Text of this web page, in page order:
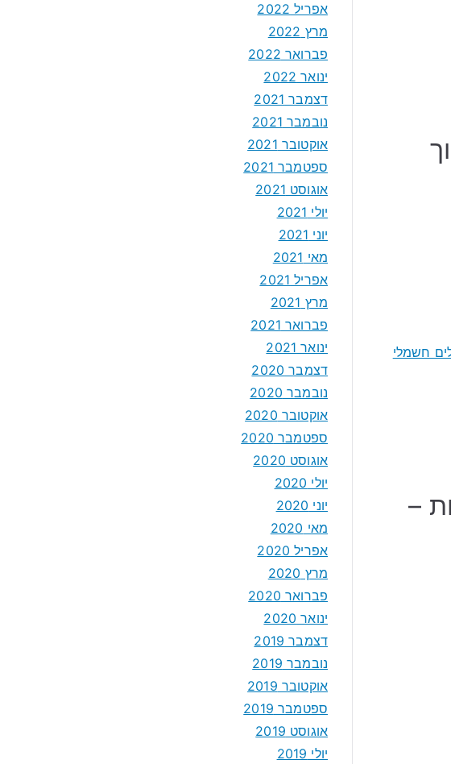
חשמלי
–
אפריל 2022
מרץ 2022
פברואר 2022
ינואר 2022
דצמבר 2021
נובמבר 2021
אוקטובר 2021
ספטמבר 2021
אוגוסט 2021
יולי 2021
יוני 2021
מאי 2021
אפריל 2021
מרץ 2021
פברואר 2021
ינואר 2021
דצמבר 2020
נובמבר 2020
אוקטובר 2020
ספטמבר 2020
אוגוסט 2020
יולי 2020
יוני 2020
מאי 2020
אפריל 2020
מרץ 2020
פברואר 2020
ינואר 2020
דצמבר 2019
נובמבר 2019
אוקטובר 2019
ספטמבר 2019
אוגוסט 2019
יולי 2019